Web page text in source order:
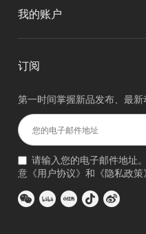
我的账户
订阅
第一时间掌握新品发布、最新
请输入您的电子邮件地址
意《用户协议》和《隐私政策